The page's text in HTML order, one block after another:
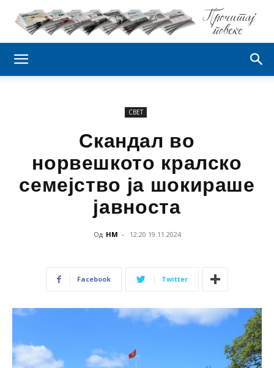
СВЕТ
Скандал во
норвешкото кралско
семејство ја шокираше
јавноста
Од НМ - 12:20 19.11.2024
Facebook Twitter